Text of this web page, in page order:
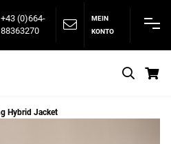
+43 (0)664-
88363270
MEIN
KONTO
Hybrid Jacket